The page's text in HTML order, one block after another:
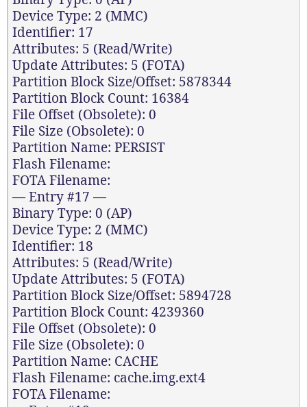
Device Type: 2 (MMC)
Identifier: 17
Attributes: 5 (Read/Write)
Update Attributes: 5 (FOTA)
Partition Block Size/Offset: 5878344
Partition Block Count: 16384
File Offset (Obsolete): 0
File Size (Obsolete): 0
Partition Name: PERSIST
Flash Filename:
FOTA Filename:
— Entry #17 —
Binary Type: 0 (AP)
Device Type: 2 (MMC)
Identifier: 18
Attributes: 5 (Read/Write)
Update Attributes: 5 (FOTA)
Partition Block Size/Offset: 5894728
Partition Block Count: 4239360
File Offset (Obsolete): 0
File Size (Obsolete): 0
Partition Name: CACHE
Flash Filename: cache.img.ext4
FOTA Filename: